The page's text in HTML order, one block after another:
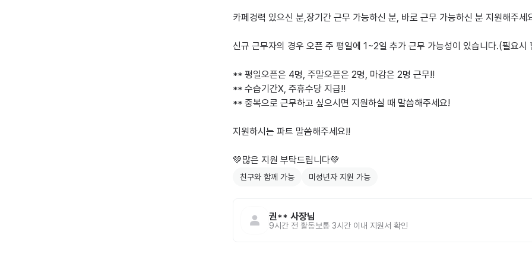
카페경력 있으신 분,장기간 근무 가능하신 분, 바로 근무 가능하신 분 지원해주세
신규 근무자의 경우 오픈 주 평일에 1~2일 추가 근무 가능성이 있습니다.(필요시
** 평일오픈은 4명, 주말오픈은 2명, 마감은 2명 근무!!
** 수습기간X, 주휴수당 지급!!
** 중복으로 근무하고 싶으시면 지원하실 때 말씀해주세요!
지원하시는 파트 말씀해주세요!!
💚많은 지원 부탁드립니다💚
친구와 함께 가능 미성년자 지원 가능
권** 사장님
9시간 전 활동보통 3시간 이내 지원서 확인